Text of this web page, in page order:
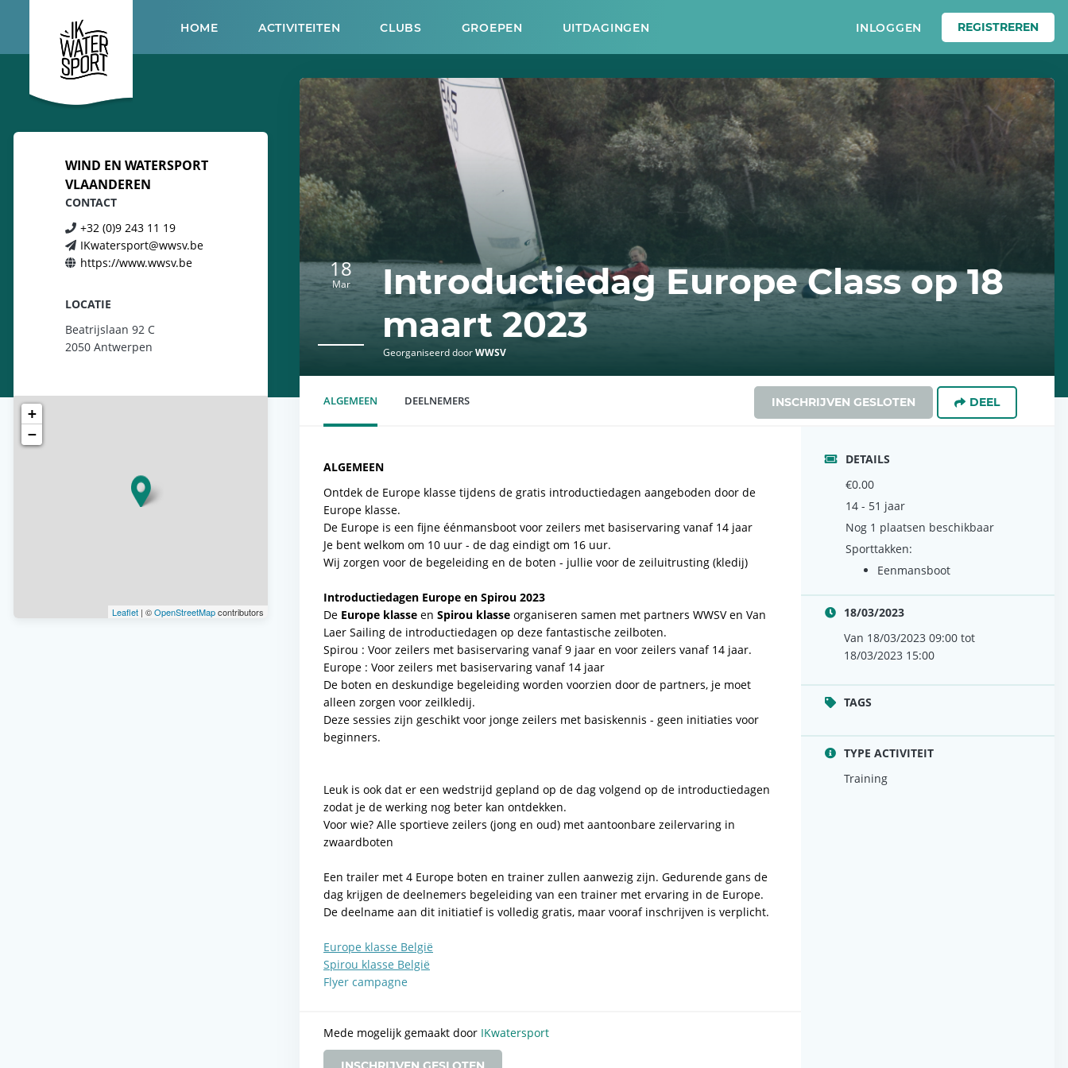
HOME ACTIVITEITEN CLUBS GROEPEN UITDAGINGEN INLOGGEN REGISTREREN
WIND EN WATERSPORT
VLAANDEREN
CONTACT
+32 (0)9 243 11 19
IKwatersport@wwsv.be
https://www.wwsv.be
LOCATIE
Beatrijslaan 92 C
2050 Antwerpen
+
−
Leaflet | ©OpenStreetMapcontributors
18
Mar
Introductiedag Europe Class op 18
maart 2023
Georganiseerd doorWWSV
ALGEMEEN DEELNEMERS INSCHRIJVEN GESLOTEN DEEL
ALGEMEEN
Ontdek de Europe klasse tijdens de gratis introductiedagen aangeboden door de
Europe klasse.
De Europe is een fijne éénmansboot voor zeilers met basiservaring vanaf 14 jaar
Je bent welkom om 10 uur - de dag eindigt om 16 uur.
Wij zorgen voor de begeleiding en de boten - jullie voor de zeiluitrusting (kledij)
​Introductiedagen Europe en Spirou 2023
De Europe klasse en Spirou klasse organiseren samen met partners WWSV en Van
Laer Sailing de introductiedagen op deze fantastische zeilboten.
Spirou : Voor zeilers met basiservaring vanaf 9 jaar en voor zeilers vanaf 14 jaar.
Europe : Voor zeilers met basiservaring vanaf 14 jaar
De boten en deskundige begeleiding worden voorzien door de partners, je moet
alleen zorgen voor zeilkledij.
Deze sessies zijn geschikt voor jonge zeilers met basiskennis - geen initiaties voor
beginners.
Leuk is ook dat er een wedstrijd gepland op de dag volgend op de introductiedagen
zodat je de werking nog beter kan ontdekken.
Voor wie? Alle sportieve zeilers (jong en oud) met aantoonbare zeilervaring in
zwaardboten
Een trailer met 4 Europe boten en trainer zullen aanwezig zijn. Gedurende gans de
dag krijgen de deelnemers begeleiding van een trainer met ervaring in de Europe.
De deelname aan dit initiatief is volledig gratis, maar vooraf inschrijven is verplicht.
Europe klasse België
Spirou klasse België
Flyer campagne
Mede mogelijk gemaakt door IKwatersport
DETAILS
€0.00
14 - 51 jaar
Nog 1 plaatsen beschikbaar
Sporttakken:
Eenmansboot
18/03/2023
Van 18/03/2023 09:00 tot
18/03/2023 15:00
TAGS
TYPE ACTIVITEIT
Training